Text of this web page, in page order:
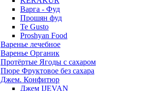
Варга - Фуд
Прошян фуд
Te Gusto
Proshyan Food
Варенье лечебное
Варенье Органик
Протёртые Ягоды с сахаром
Пюре Фруктовое без сахара
Джем. Конфитюр
Джем IJEVAN